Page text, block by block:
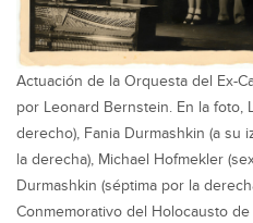
Actuación de la Orquesta del Ex-
por Leonard Bernstein. En la foto,
derecho), Fania Durmashkin (a su
la derecha), Michael Hofmekler
Durmashkin (séptima por la
Conmemorativo del Holocausto